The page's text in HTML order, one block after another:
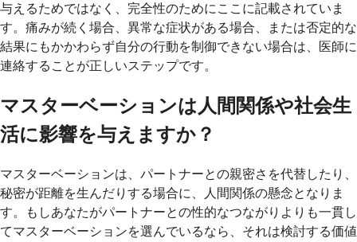
与えるためではなく、完全性のためにここに記載されていま
す。痛みが続く場合、異常な症状がある場合、または否定的な
結果にもかかわらず自分の行動を制御できない場合は、医師に
連絡することが正しいステップです。
マスターベーションは人間関係や社会生
活に影響を与えますか？
マスターベーションは、パートナーとの親密さを代替したり、
秘密が距離を生んだりする場合に、人間関係の懸念となりま
す。もしあなたがパートナーとの性的なつながりよりも一貫し
てマスターベーションを選んでいるなら、それは検討する価値